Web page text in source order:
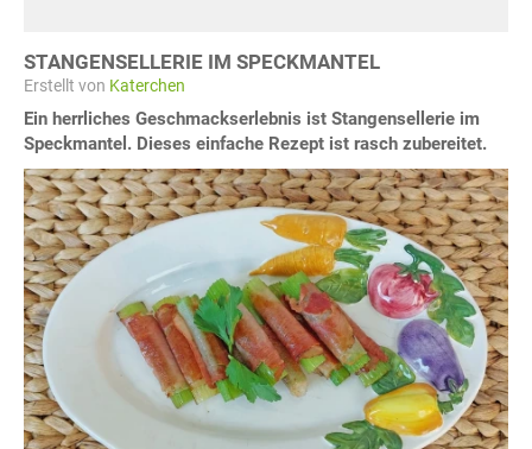
STANGENSELLERIE IM SPECKMANTEL
Erstellt von Katerchen
Ein herrliches Geschmackserlebnis ist Stangensellerie im
Speckmantel. Dieses einfache Rezept ist rasch zubereitet.